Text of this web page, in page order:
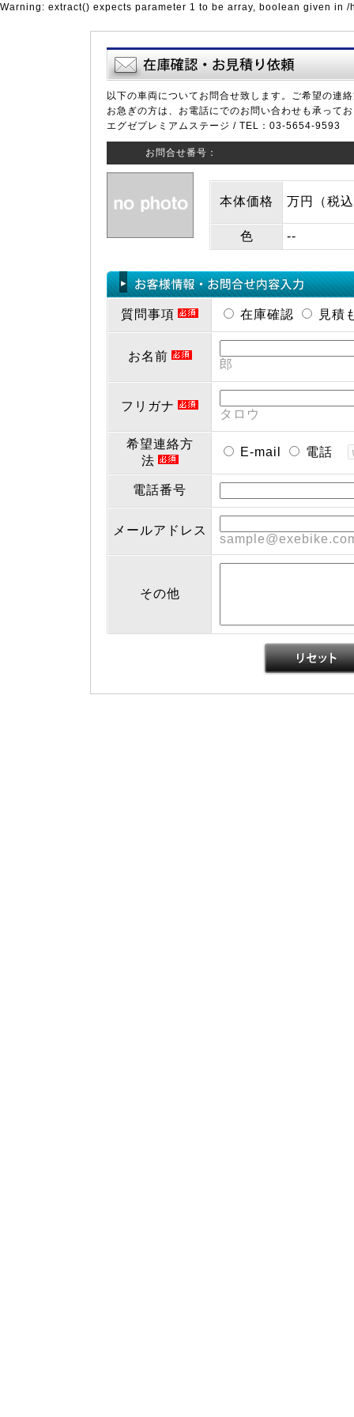
Warning: extract() expects parameter 1 to be array, boolean given in
以下の車両についてお問合せ致します。ご希望の連
お急ぎの方は、お電話にでのお問い合わせも承って
エグゼプレミアムステージ / TEL：03-5654-9593
お問合せ番号：
本体価格 万円（税
色 --
質問事項 在庫確認 見積
お名前
郎
フリガナ
タロウ
希望連絡方
法
E-mail 電話
電話番号
メールアドレス
その他